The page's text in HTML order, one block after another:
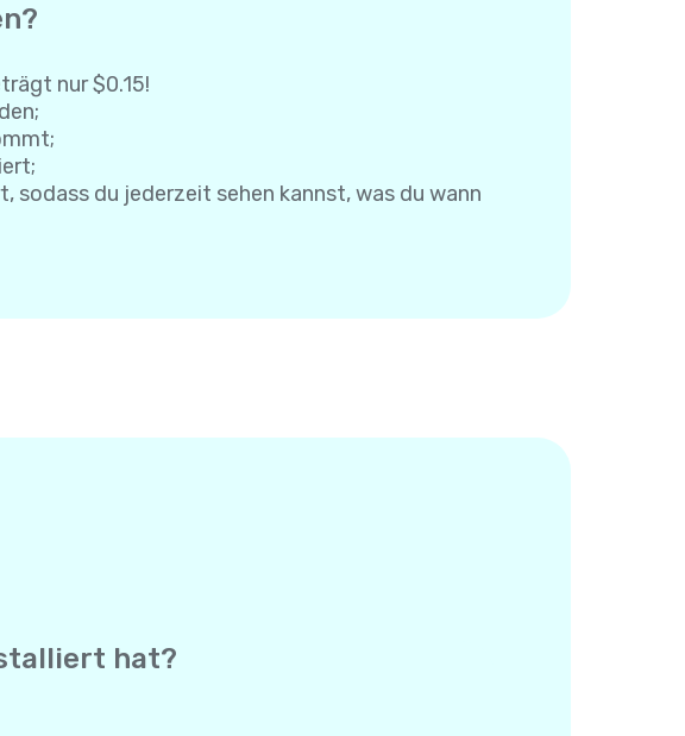
nur $0.15!
sodass du jederzeit sehen kannst, was du wann
hat?